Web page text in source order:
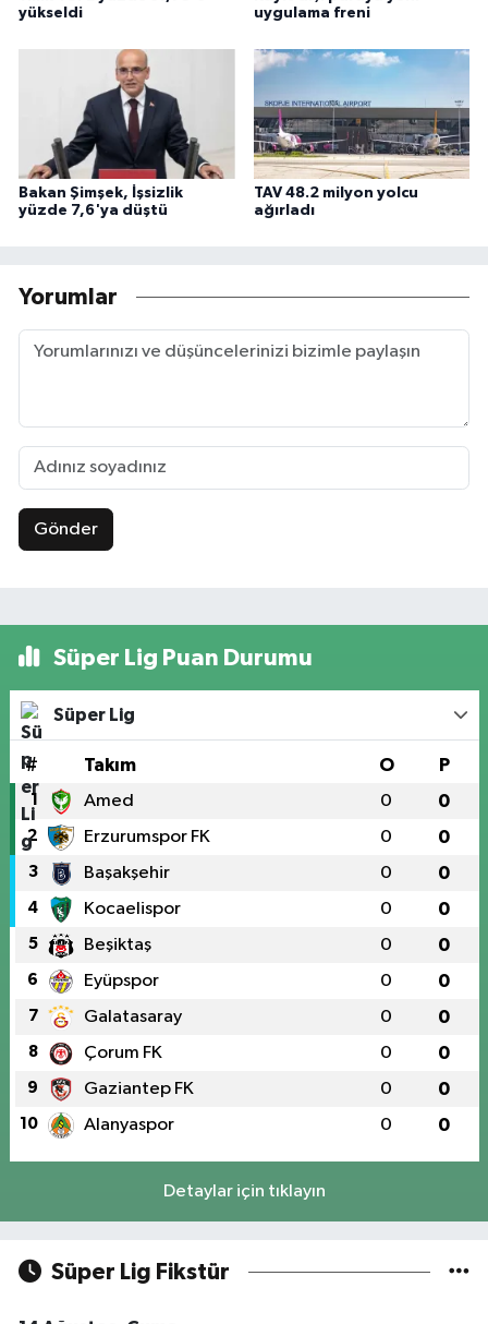
yükseldi
uygulama freni
Bakan Şimşek, İşsizlik
yüzde 7,6'ya düştü
TAV 48.2 milyon yolcu
ağırladı
Yorumlar
Gönder
Süper Lig Puan Durumu
Süper Lig
# Takım O P
1 Amed 0 0
2 Erzurumspor FK 0 0
3 Başakşehir 0 0
4 Kocaelispor 0 0
5 Beşiktaş 0 0
6 Eyüpspor 0 0
7 Galatasaray 0 0
8 Çorum FK 0 0
9 Gaziantep FK 0 0
10 Alanyaspor 0 0
Detaylar için tıklayın
Süper Lig Fikstür